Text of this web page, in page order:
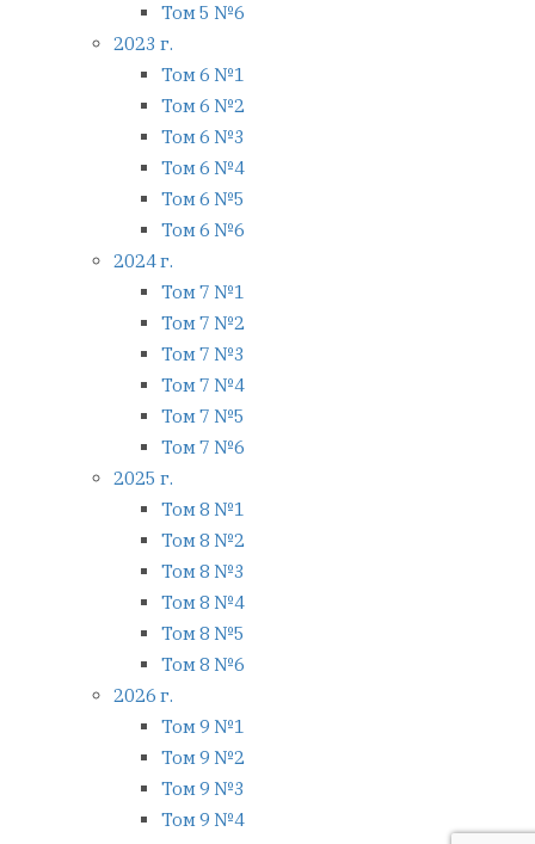
Том 5 №6
2023 г.
Том 6 №1
Том 6 №2
Том 6 №3
Том 6 №4
Том 6 №5
Том 6 №6
2024 г.
Том 7 №1
Том 7 №2
Том 7 №3
Том 7 №4
Том 7 №5
Том 7 №6
2025 г.
Том 8 №1
Том 8 №2
Том 8 №3
Том 8 №4
Том 8 №5
Том 8 №6
2026 г.
Том 9 №1
Том 9 №2
Том 9 №3
Том 9 №4